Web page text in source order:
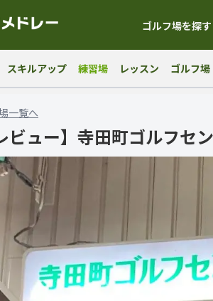
ゴルフ場を探す
スキルアップ 練習場 レッスン ゴルフ場
一覧へ
ビュー】寺田町ゴルフセ